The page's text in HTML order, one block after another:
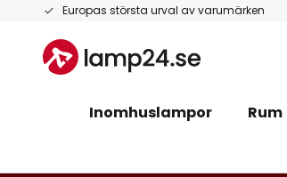
Europas största urval av varumärken
Hoppa
innehållet
Inomhuslampor
Rum